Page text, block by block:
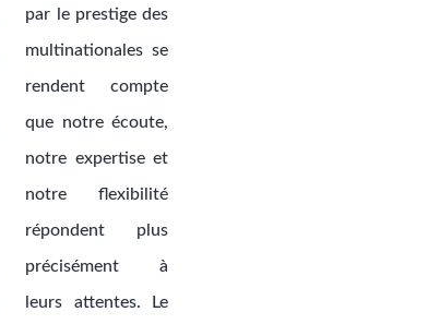
par le prestige des
multinationales se
rendent compte
que notre écoute,
notre expertise et
notre flexibilité
répondent plus
précisément à
leurs attentes. Le